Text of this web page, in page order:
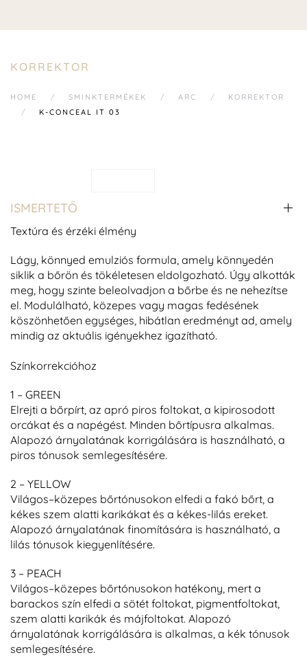
KORREKTOR
HOME SMINKTERMÉKEK ARC
KORREKTOR
K-CONCEAL IT 03
ISMERTETŐ
Textúra és érzéki élmény
Lágy, könnyed emulziós formula, amely könnyedén
siklik a bőrön és tökéletesen eldolgozható. Úgy alkották
meg, hogy szinte beleolvadjon a bőrbe és ne nehezítse
el. Modulálható, közepes vagy magas fedésének
köszönhetően egységes, hibátlan eredményt ad, amely
mindig az aktuális igényekhez igazítható.
Színkorrekcióhoz
1 – GREEN
Elrejti a bőrpírt, az apró piros foltokat, a kipirosodott
orcákat és a napégést. Minden bőrtípusra alkalmas.
Alapozó árnyalatának korrigálására is használható, a
piros tónusok semlegesítésére.
2 – YELLOW
Világos–közepes bőrtónusokon elfedi a fakó bőrt, a
kékes szem alatti karikákat és a kékes-lilás ereket.
Alapozó árnyalatának finomítására is használható, a
lilás tónusok kiegyenlítésére.
3 – PEACH
Világos–közepes bőrtónusokon hatékony, mert a
barackos szín elfedi a sötét foltokat, pigmentfoltokat,
szem alatti karikák és májfoltokat. Alapozó
árnyalatának korrigálására is alkalmas, a kék tónusok
semlegesítésére.